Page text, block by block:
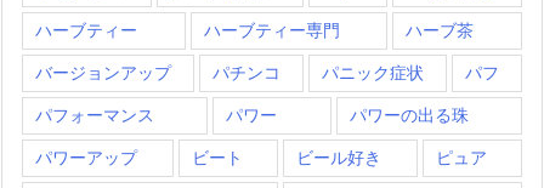
ハーブティー ハーブティー専門 ハーブ茶
バージョンアップ パチンコ パニック症状 パフ
パフォーマンス パワー パワーの出る珠
パワーアップ ビート ビール好き ピュア